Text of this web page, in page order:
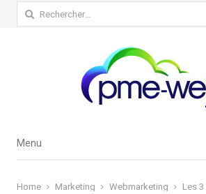
Rechercher :
Menu
Menu
Home Marketing Webmarketing Les